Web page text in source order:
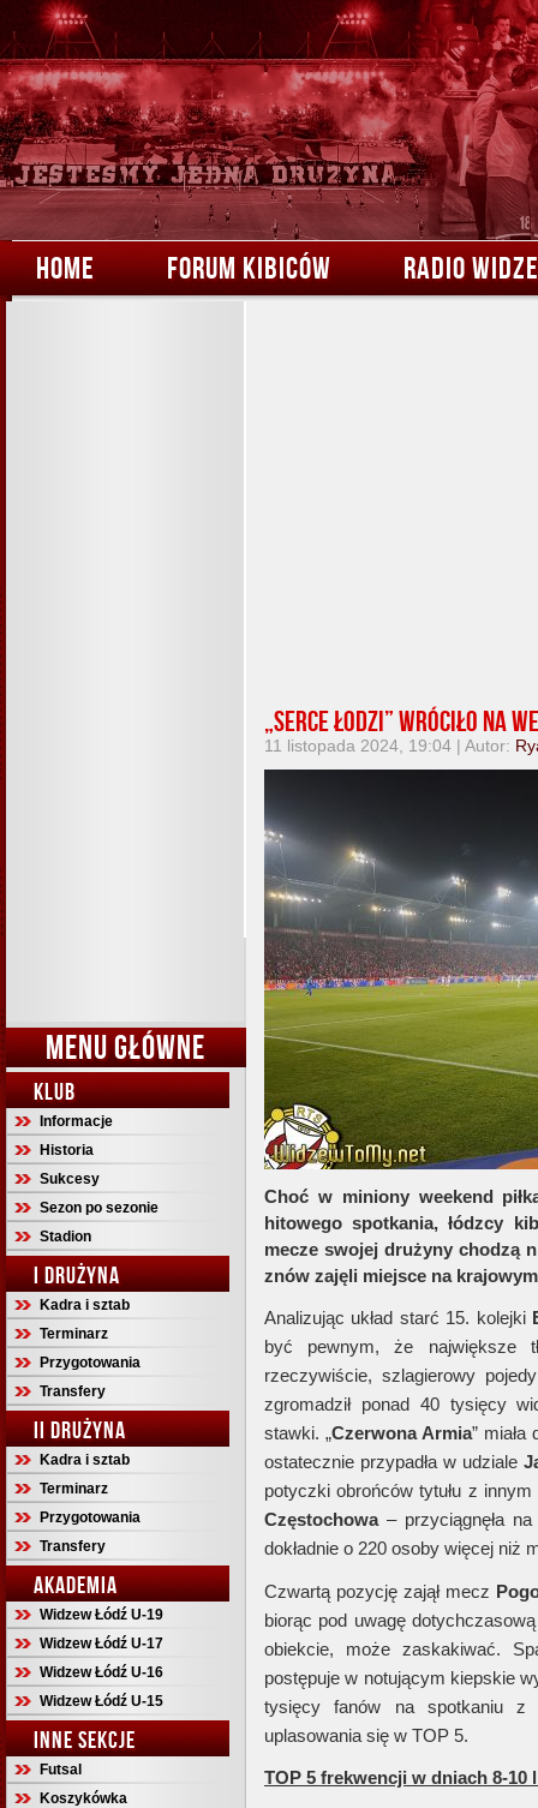
HOME FORUM KIBICÓW RADIO
MENU GŁÓWNE
KLUB
Informacje
Historia
Sukcesy
Sezon po sezonie
Stadion
I DRUŻYNA
Kadra i sztab
Terminarz
Przygotowania
Transfery
II DRUŻYNA
Kadra i sztab
Terminarz
Przygotowania
Transfery
AKADEMIA
Widzew Łódź U-19
Widzew Łódź U-17
Widzew Łódź U-16
Widzew Łódź U-15
INNE SEKCJE
Futsal
Koszykówka
„Serce Łodzi” wróciło na
11 listopada 2024, 19:04 | Autor:
Choć w miniony weekend
hitowego spotkania, łódzcy
mecze swojej drużyny chodzą
znów zajęli miejsce na
Analizując układ starć 15. kolejki
być pewnym, że największe
rzeczywiście, szlagierowy
zgromadził ponad 40 tysięcy
stawki. „Czerwona Armia”
ostatecznie przypadła w udziale
potyczki obrońców tytułu z
Częstochowa– przyciągnęła
dokładnie o 220 osoby więcej niż
Czwartą pozycję zajął mecz
biorąc pod uwagę
obiekcie, może zaskakiwać.
postępuje w notującym kiepskie
tysięcy fanów na spotkaniu
uplasowania się w TOP 5.
TOP 5 frekwencji w dniach 8-10